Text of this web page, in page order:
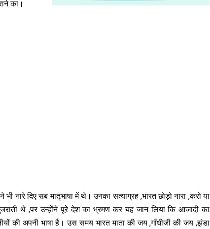
का।
नारे दिए सब मातृभाषा में थे। उनका सत्याग्रह ,भारत छोड़ो नारा ,करो या
थे ,पर उन्होंने पूरे देश का भ्रमण कर यह जान लिया कि आजादी का
की अपनी भाषा है। उस समय भारत माता की जय ,गाँधीजी की जय ,झंडा